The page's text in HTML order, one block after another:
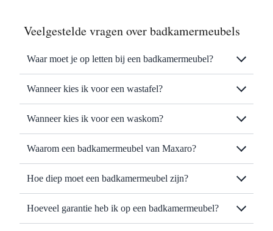
Veelgestelde vragen over badkamermeubels
Waar moet je op letten bij een badkamermeubel?
Wanneer kies ik voor een wastafel?
Wanneer kies ik voor een waskom?
Waarom een badkamermeubel van Maxaro?
Hoe diep moet een badkamermeubel zijn?
Hoeveel garantie heb ik op een badkamermeubel?